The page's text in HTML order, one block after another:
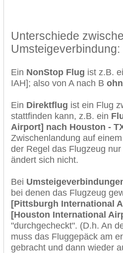
Unterschiede
Umsteigeverbindung:
Ein NonStop Flug ist z.B.
IAH]; also von A nach B
Ein Direktflug ist ein Flug
stattfinden kann, z.B. ein
Airport] nach Houston -
Zwischenlandung auf
der Regel das Flugzeug
ändert sich nicht.
Bei
bei denen das Flugzeug
[Pittsburgh International
[Houston International
"durchgecheckt". (D.h. An
muss das Fluggepäck am
gebracht und dann wieder